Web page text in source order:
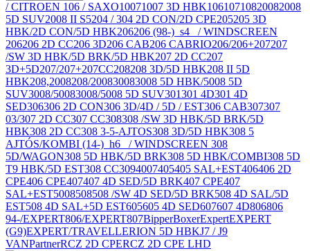
/ CITROEN 106 / SAXO10071007 3D HBK10610710820082008
5D SUV2008 II S5204 / 304 2D CON/2D CPE205205 3D
HBK/2D CON/5D HBK206206 (98-)_s4_ / WINDSCREEN
206206 2D CC206 3D206 CAB206 CABRIO206/206+207207
/SW 3D HBK/5D BRK/5D HBK207 2D CC207
3D+5D207/207+207CC208208 3D/5D HBK208 II 5D
HBK208,2008208/200830083008 5D HBK/5008 5D
SUV3008/50083008/5008 5D SUV301301 4D301 4D
SED306306 2D CON306 3D/4D / 5D / EST306 CAB307307
03/307 2D CC307 CC308308 /SW 3D HBK/5D BRK/5D
HBK308 2D CC308 3-5-AJTOS308 3D/5D HBK308 5
AJTÓS/KOMBI (14-)_h6_ / WINDSCREEN 308
5D/WAGON308 5D HBK/5D BRK308 5D HBK/COMBI308 5D
T9 HBK/5D EST308 CC3094007405405 SAL+EST406406 2D
CPE406 CPE407407 4D SED/5D BRK407 CPE407
SAL+EST5008508508 /SW 4D SED/5D BRK508 4D SAL/5D
EST508 4D SAL+5D EST605605 4D SED607607 4D806806
94-/EXPERT806/EXPERT807BipperBoxerExpertEXPERT
(G9)EXPERT/TRAVELLERION 5D HBKJ7 / J9
VANPartnerRCZ 2D CPERCZ 2D CPE LHD